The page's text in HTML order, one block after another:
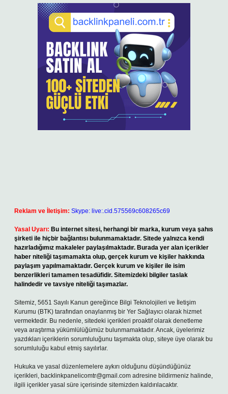
Reklam ve İletişim: Skype: live:.cid.575569c608265c69
Yasal Uyarı: Bu internet sitesi, herhangi bir marka, kurum veya şahıs
şirketi ile hiçbir bağlantısı bulunmamaktadır. Sitede yalnızca kendi
hazırladığımız makaleler paylaşılmaktadır. Burada yer alan içerikler
haber niteliği taşımamakta olup, gerçek kurum ve kişiler hakkında
paylaşım yapılmamaktadır. Gerçek kurum ve kişiler ile isim
benzerlikleri tamamen tesadüfidir. Sitemizdeki bilgiler taslak
halindedir ve tavsiye niteliği taşımazlar.
Sitemiz, 5651 Sayılı Kanun gereğince Bilgi Teknolojileri ve İletişim
Kurumu (BTK) tarafından onaylanmış bir Yer Sağlayıcı olarak hizmet
vermektedir. Bu nedenle, sitedeki içerikleri proaktif olarak denetleme
veya araştırma yükümlülüğümüz bulunmamaktadır. Ancak, üyelerimiz
yazdıkları içeriklerin sorumluluğunu taşımakta olup, siteye üye olarak bu
sorumluluğu kabul etmiş sayılırlar.
Hukuka ve yasal düzenlemelere aykırı olduğunu düşündüğünüz
içerikleri, backlinkpanelicomtr@gmail.com adresine bildirmeniz halinde,
ilgili içerikler yasal süre içerisinde sitemizden kaldırılacaktır.